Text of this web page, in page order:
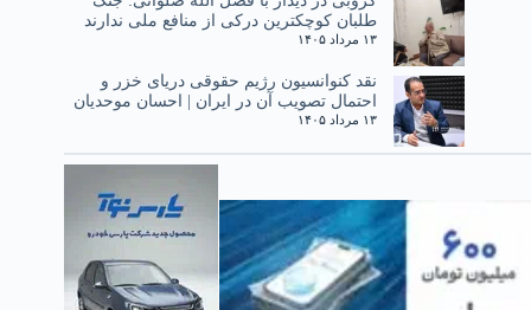
طلبان کوچکترین درکی از منافع ملی ندارند
۱۳ مرداد ۱۴۰۵
نقد کنوانسیون رژیم حقوقی دریای خزر و
احتمال تصویب آن در ایران | احسان موحدیان
۱۳ مرداد ۱۴۰۵